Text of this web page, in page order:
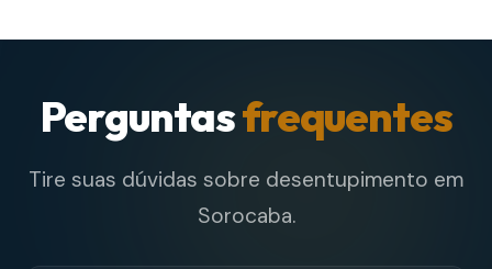
Perguntasfrequentes
Tire suas dúvidas sobre desentupimento em
Sorocaba.